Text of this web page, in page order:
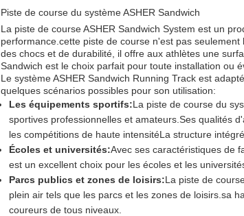
Piste de course du système ASHER Sandwich
La piste de course ASHER Sandwich System est un
performance.cette piste de course n'est pas
des chocs et de durabilité, il offre aux athlètes une
Sandwich est le choix parfait pour toute installation ou
Le système ASHER Sandwich Running Track est
quelques scénarios possibles pour son utilisation:
Les équipements sportifs:La piste de course du
sportives professionnelles et amateurs.Ses qualités
les compétitions de haute intensitéLa structure
Écoles et universités:Avec ses caractéristiques de
est un excellent choix pour les écoles et les
Parcs publics et zones de loisirs:La piste de
plein air tels que les parcs et les zones de loisirs.sa
coureurs de tous niveaux.